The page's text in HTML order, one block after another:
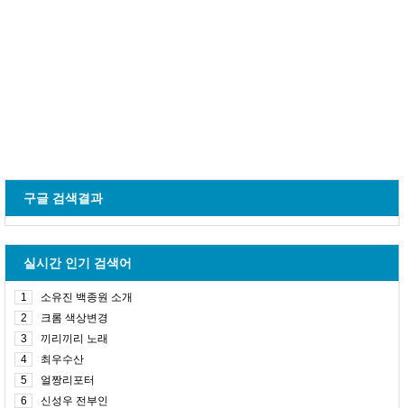
구글 검색결과
실시간 인기 검색어
1
소유진 백종원 소개
2
크롬 색상변경
3
끼리끼리 노래
4
최우수산
5
얼짱리포터
6
신성우 전부인